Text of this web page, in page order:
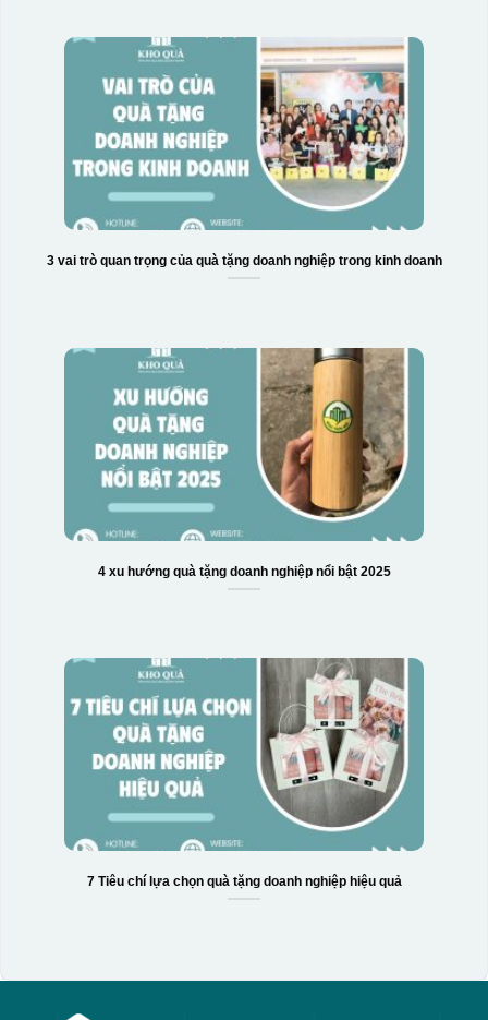
3 vai trò quan trọng của quà tặng doanh nghiệp trong kinh doanh
4 xu hướng quà tặng doanh nghiệp nổi bật 2025
7 Tiêu chí lựa chọn quà tặng doanh nghiệp hiệu quả